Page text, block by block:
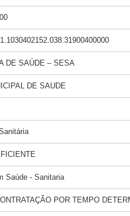
DE SAÚDE – SESA
DE SAUDE
Saúde - Sanitaria
POR TEMPO